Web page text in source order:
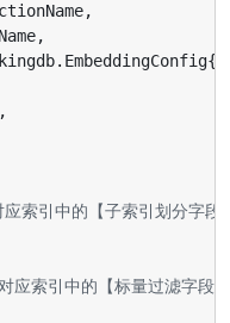
,
,
. EmbeddingConfig{
,
索引中的【子索引划分字段
应索引中的【标量过滤字